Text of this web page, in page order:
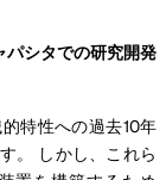
パシタでの研究開発
特性への過去10年
。 しかし、これら